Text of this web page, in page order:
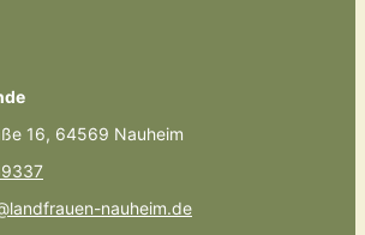
16, 64569 Nauheim
nauheim.de